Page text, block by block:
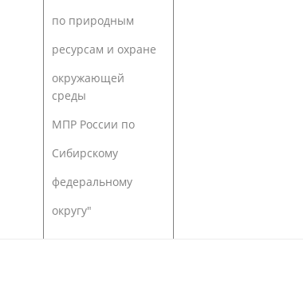
по природным
ресурсам и охране
окружающей
среды
МПР России по
Сибирскому
федеральному
округу"
назначения: